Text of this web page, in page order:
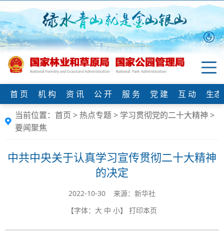
首 页 机 构 资 讯 公 开 服 务 党 建 互 动
生
当前位置： 首页 > 热点专题> 学习贯彻党的二十大精神 >
要闻聚焦
中共中央关于认真学习宣传贯彻二十大精神
的决定
2022-10-30 来源：​新华社
【字体： 大 中 小】 打印本页